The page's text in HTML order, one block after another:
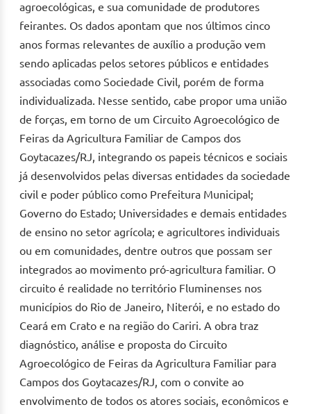
agroecológicas, e sua comunidade de produtores
feirantes. Os dados apontam que nos últimos cinco
anos formas relevantes de auxílio a produção vem
sendo aplicadas pelos setores públicos e entidades
associadas como Sociedade Civil, porém de forma
individualizada. Nesse sentido, cabe propor uma união
de forças, em torno de um Circuito Agroecológico de
Feiras da Agricultura Familiar de Campos dos
Goytacazes/RJ, integrando os papeis técnicos e sociais
já desenvolvidos pelas diversas entidades da sociedade
civil e poder público como Prefeitura Municipal;
Governo do Estado; Universidades e demais entidades
de ensino no setor agrícola; e agricultores individuais
ou em comunidades, dentre outros que possam ser
integrados ao movimento pró-agricultura familiar. O
circuito é realidade no território Fluminenses nos
municípios do Rio de Janeiro, Niterói, e no estado do
Ceará em Crato e na região do Cariri. A obra traz
diagnóstico, análise e proposta do Circuito
Agroecológico de Feiras da Agricultura Familiar para
Campos dos Goytacazes/RJ, com o convite ao
envolvimento de todos os atores sociais, econômicos e